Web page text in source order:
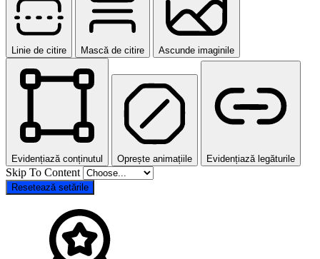
Linie de citire Mască de citire Ascunde imaginile
Evidențiază conținutul Oprește animațiile Evidențiază legăturile
Skip To Content
Resetează setările